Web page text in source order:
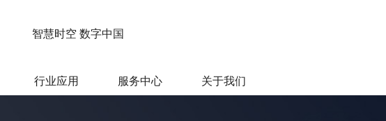
智慧时空 数字中国
行业应用 服务中心 关于我们